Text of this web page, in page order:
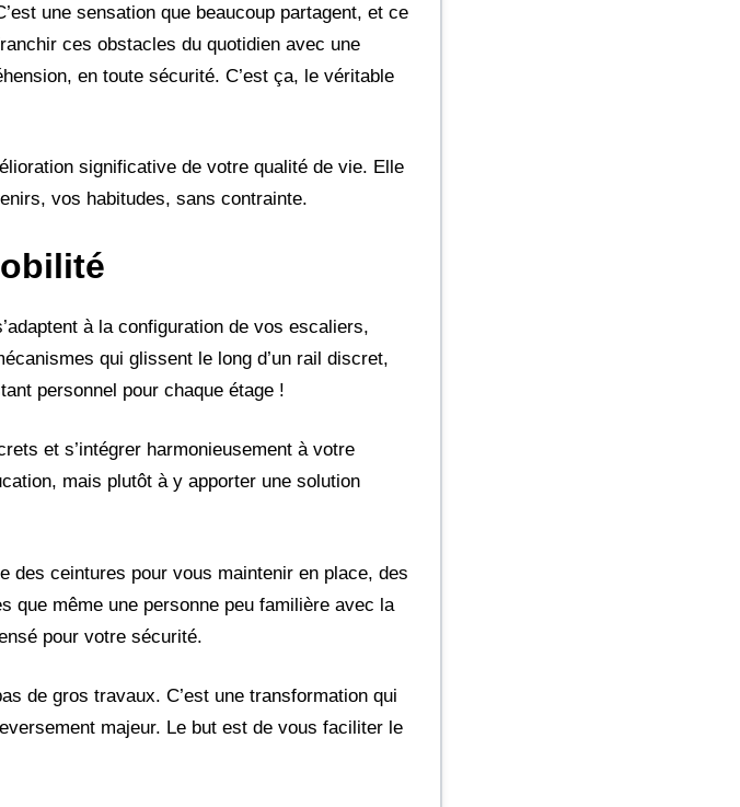
une sensation que beaucoup partagent, et ce
ces obstacles du quotidien avec une
en toute sécurité. C’est ça, le véritable
significative de votre qualité de vie. Elle
vos habitudes, sans contrainte.
à la configuration de vos escaliers,
qui glissent le long d’un rail discret,
personnel pour chaque étage !
et s’intégrer harmonieusement à votre
mais plutôt à y apporter une solution
des ceintures pour vous maintenir en place, des
que même une personne peu familière avec la
pour votre sécurité.
de gros travaux. C’est une transformation qui
majeur. Le but est de vous faciliter le